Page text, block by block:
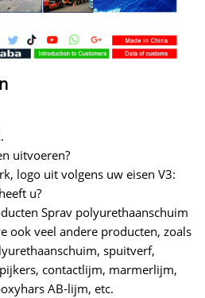
uitvoeren?
logo uit volgens uw eisen V3:
u?
Sprav polyurethaanschuim
ook veel andere producten, zoals
spuitverf,
contactlijm, marmerlijm,
AB-lijm, etc.